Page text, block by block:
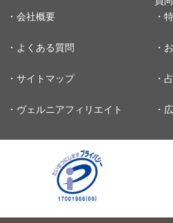
・会社概要
・
・よくある質問 ・
・サイトマップ ・
・ヴェルニアフィリエイト ・